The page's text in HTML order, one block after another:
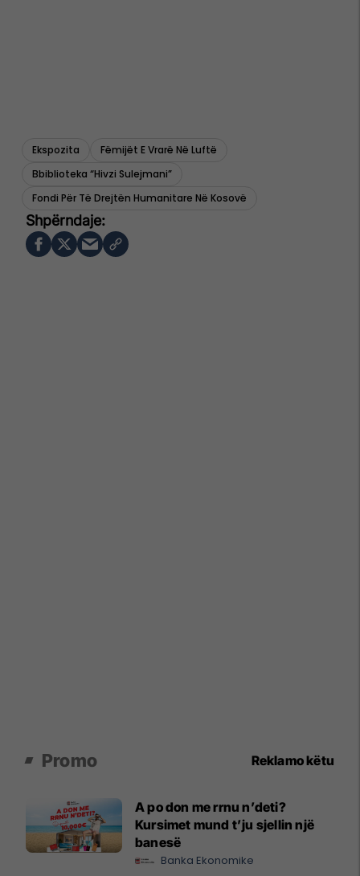
Ekspozita
Fëmijët E Vrarë Në Luftë
Bbiblioteka “hivzi Sulejmani”
Fondi Për Të Drejtën Humanitare Në Kosovë
Promo Reklamo këtu
A po don me rrnu n’deti?
Kursimet mund t’ju sjellin një
banesë
Banka Ekonomike